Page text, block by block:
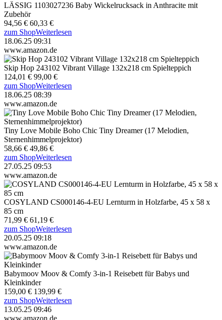
LÄSSIG 1103027236 Baby Wickelrucksack in Anthracite mit
Zubehör
94,56 € 60,33 €
zum ShopWeiterlesen
18.06.25 09:31
www.amazon.de
Skip Hop 243102 Vibrant Village 132x218 cm Spielteppich
124,01 € 99,00 €
zum ShopWeiterlesen
18.06.25 08:39
www.amazon.de
Tiny Love Mobile Boho Chic Tiny Dreamer (17 Melodien,
Sternenhimmelprojektor)
58,66 € 49,86 €
zum ShopWeiterlesen
27.05.25 09:53
www.amazon.de
COSYLAND CS000146-4-EU Lernturm in Holzfarbe, 45 x 58 x
85 cm
71,99 € 61,19 €
zum ShopWeiterlesen
20.05.25 09:18
www.amazon.de
Babymoov Moov & Comfy 3-in-1 Reisebett für Babys und
Kleinkinder
159,00 € 139,99 €
zum ShopWeiterlesen
13.05.25 09:46
www.amazon.de